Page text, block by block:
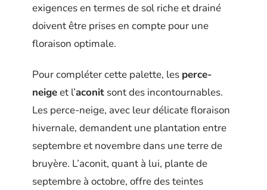
exigences en termes de sol riche et drainé
doivent être prises en compte pour une
floraison optimale.
Pour compléter cette palette, les perce-
neigeet l’aconit sont des incontournables.
Les perce-neige, avec leur délicate floraison
hivernale, demandent une plantation entre
septembre et novembre dans une terre de
bruyère. L’aconit, quant à lui, plante de
septembre à octobre, offre des teintes